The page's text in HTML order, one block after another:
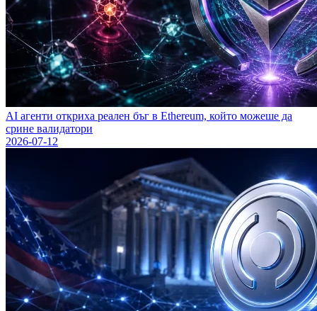
AI агенти откриха реален бъг в Ethereum, който можеше да
сринe валидатори
2026-07-12